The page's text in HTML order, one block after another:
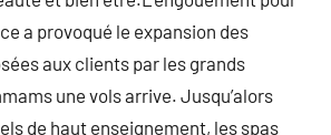
a provoqué le expansion des
aux clients par les grands
une vols arrive. Jusqu’alors
de haut enseignement, les spas